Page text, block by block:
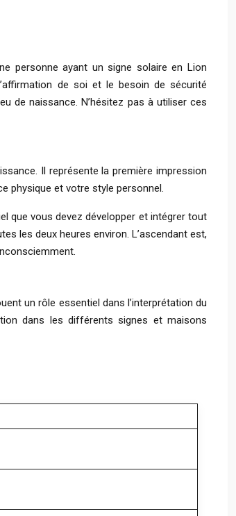
personne ayant un signe solaire en Lion
de soi et le besoin de sécurité
de naissance. N’hésitez pas à utiliser ces
Il représente la première impression
physique et votre style personnel.
que vous devez développer et intégrer tout
les deux heures environ. L’ascendant est,
un rôle essentiel dans l’interprétation du
dans les différents signes et maisons